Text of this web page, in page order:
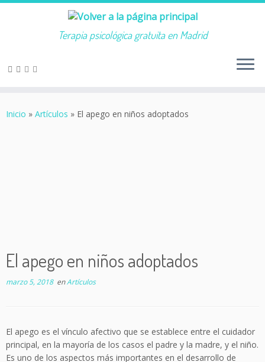
Terapia psicológica gratuita en Madrid
Inicio » Artículos » El apego en niños adoptados
El apego en niños adoptados
marzo 5, 2018enArtículos
El apego es el vínculo afectivo que se establece entre el cuidador
principal, en la mayoría de los casos el padre y la madre, y el niño.
Es uno de los aspectos más importantes en el desarrollo de